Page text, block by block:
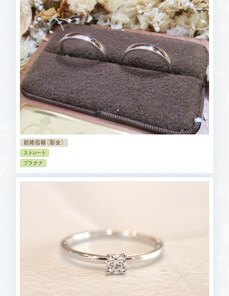
結婚指輪（彫金）
ストレート
プラチナ